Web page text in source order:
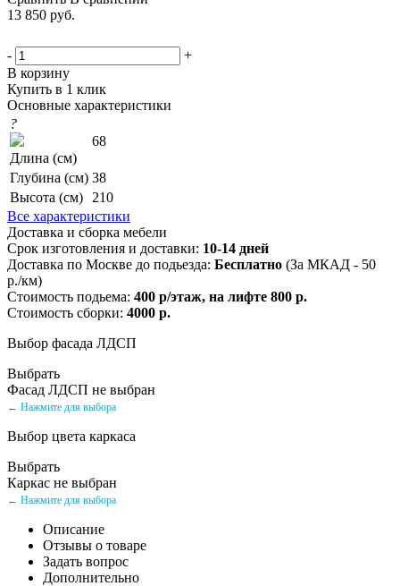
13 850 руб.
-
+
В корзину
Купить в 1 клик
Основные характеристики
?
Длина (см)
68
Глубина (см) 38
Высота (см)
210
Все характеристики
Доставка и сборка мебели
Срок изготовления и доставки: 10-14 дней
Доставка по Москве до подьезда: Бесплатно (За МКАД - 50
р./км)
Стоимость подьема: 400 р/этаж, на лифте 800 р.
Стоимость сборки: 4000 р.
Выбор фасада ЛДСП
Выбрать
Фасад ЛДСП не выбран
← Нажмите для выбора
Выбор цвета каркаса
Выбрать
Каркас не выбран
← Нажмите для выбора
Описание
Отзывы о товаре
Задать вопрос
Дополнительно